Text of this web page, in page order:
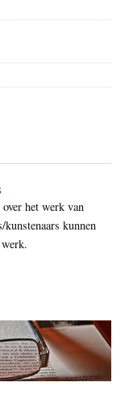
het werk van
kunnen